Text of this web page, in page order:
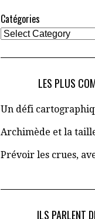
Catégories
LES PLUS
Un défi
Archimède et la
Prévoir les crues,
ILS PARLENT